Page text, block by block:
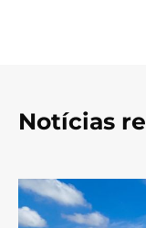
Notícias